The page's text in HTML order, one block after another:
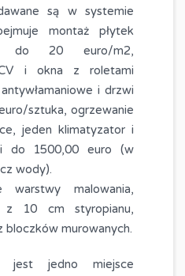
są w systemie
montaż płytek
do 20 euro/m2,
i okna z roletami
i drzwi
sztuka, ogrzewanie
jeden klimatyzator i
do 1500,00 euro (w
wody).
malowania,
z 10 cm styropianu,
bloczków murowanych.
jest jedno miejsce